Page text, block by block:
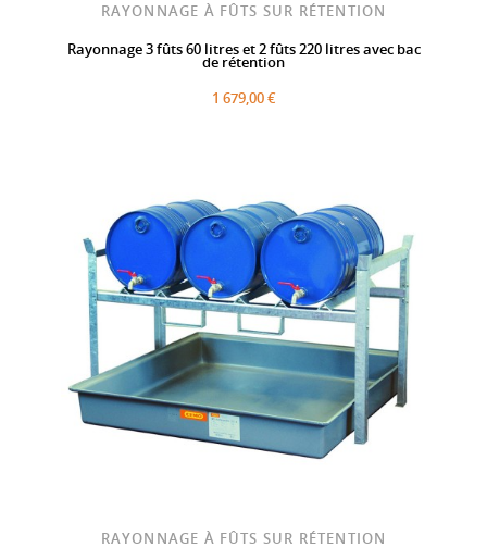
RAYONNAGE À FÛTS SUR RÉTENTION
Rayonnage 3 fûts 60 litres et 2 fûts 220 litres avec bac
de rétention
1 679,00 €
RAYONNAGE À FÛTS SUR RÉTENTION